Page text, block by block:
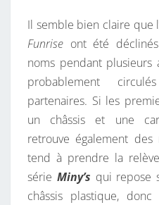
E
Il semble bien claire que
Funrise ont été
noms pendant plusieurs
probablement
partenaires. Si les
un châssis et une
retrouve également
tend à prendre la
série Miny’s qui repose
châssis plastique,